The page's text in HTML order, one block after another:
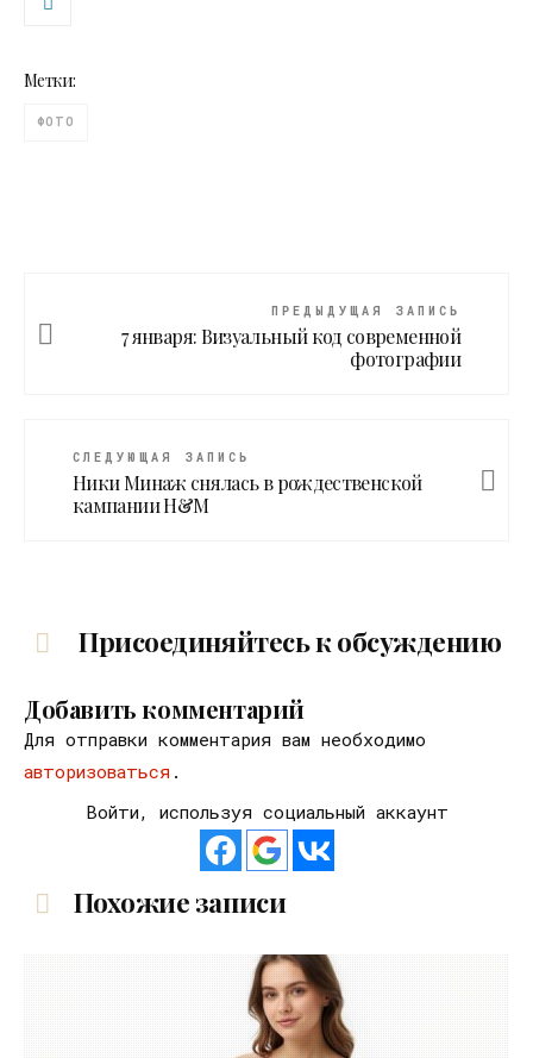
Метки:
ФОТО
ПРЕДЫДУЩАЯ ЗАПИСЬ
7 января: Визуальный код современной
фотографии
СЛЕДУЮЩАЯ ЗАПИСЬ
Ники Минаж снялась в рождественской
кампании H&M
Присоединяйтесь к обсуждению
Добавить комментарий
Для отправки комментария вам необходимо
авторизоваться .
Войти, используя социальный аккаунт
Похожие записи